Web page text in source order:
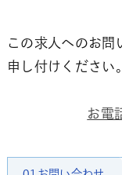
この求人へのお問
申し付けください。
お電